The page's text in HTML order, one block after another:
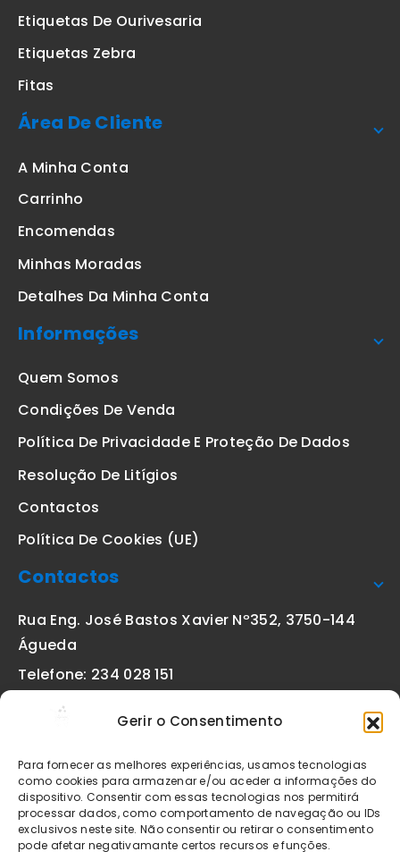
Gerir o Consentimento
Para fornecer as melhores experiências, usamos tecnologias
como cookies para armazenar e/ou aceder a informações do
dispositivo. Consentir com essas tecnologias nos permitirá
processar dados, como comportamento de navegação ou IDs
exclusivos neste site. Não consentir ou retirar o consentimento
pode afetar negativamante certos recursos e funções.
Etiquetas De Ourivesaria
Etiquetas Zebra
Fitas
Área De Cliente
A Minha Conta
Carrinho
Encomendas
Minhas Moradas
Detalhes Da Minha Conta
Informações
Quem Somos
Condições De Venda
Política De Privacidade E Proteção De Dados
Resolução De Litígios
Contactos
Política De Cookies (UE)
Contactos
Rua Eng. José Bastos Xavier Nº352, 3750-144
Águeda
Telefone: 234 028 151
geral@etiquetas-online.pt
Os preços indicados incluem IVA à taxa legal em vigor. Todos
os artigos apresentados no site encontram-se sujeitos à
disponibilidade de stock após confirmação da encomenda. As